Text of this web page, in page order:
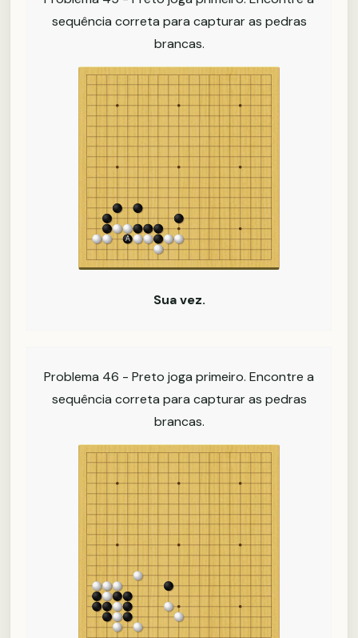
sequência correta para capturar as pedras
brancas.
Sua vez.
Problema 46 - Preto joga primeiro. Encontre a
sequência correta para capturar as pedras
brancas.